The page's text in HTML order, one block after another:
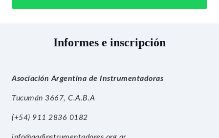
Informes e inscripción
Asociación Argentina de Instrumentadoras
Tucumán 3667, C.A.B.A
(+54) 911 2836 0182